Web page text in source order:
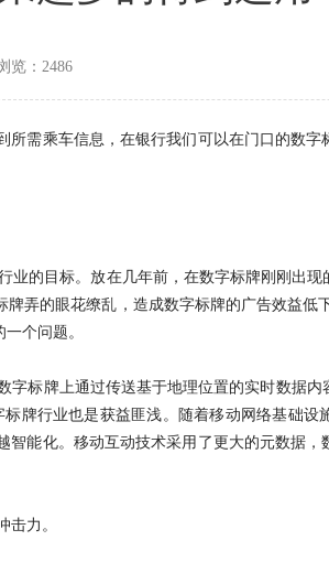
览：2486
需乘车信息，在银行我们可以在门口的数
的目标。放在几年前，在数字标牌刚刚出
弄的眼花缭乱，造成数字标牌的广告效益低
个问题。
标牌上通过传送基于地理位置的实时数据
牌行业也是获益匪浅。随着移动网络基础设
能化。移动互动技术采用了更大的元数据
力。